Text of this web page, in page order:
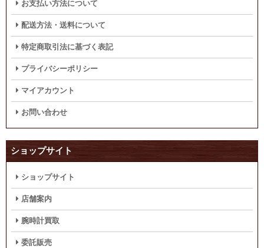
お支払い方法について
配送方法・送料について
特定商取引法に基づく表記
プライバシーポリシー
マイアカウント
お問い合わせ
ショップサイト
ショップサイト
店舗案内
腕時計買取
委託販売